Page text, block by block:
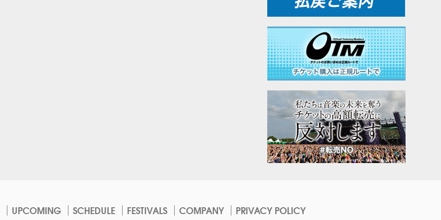
UPCOMING SCHEDULE FESTIVALS COMPANY PRIVACY POLICY